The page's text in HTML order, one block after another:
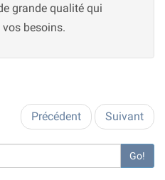
grande qualité qui
besoins.
Précédent Suivant
Go!